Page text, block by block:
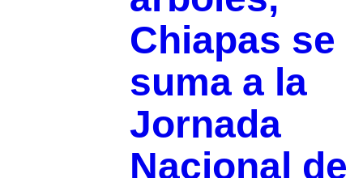
Chiapas se
suma a la
Jornada
Nacional de